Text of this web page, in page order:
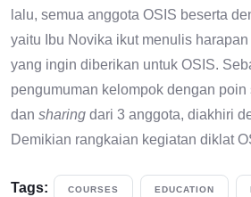
lalu, semua anggota OSIS beserta
yaitu Ibu Novika ikut menulis
yang ingin diberikan untuk OSIS.
pengumuman kelompok dengan
dan sharing dari 3 anggota, diakhiri
Demikian rangkaian kegiatan diklat
Tags: COURSES EDUCATION